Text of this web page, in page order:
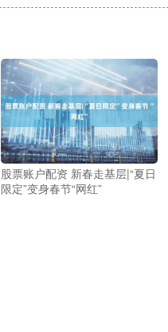
股票账户配资 新春走基层|“夏日
限定”变身春节“网红”